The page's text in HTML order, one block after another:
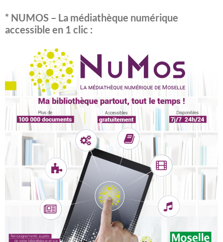
* NUMOS – La médiathèque numérique
accessible en 1 clic :